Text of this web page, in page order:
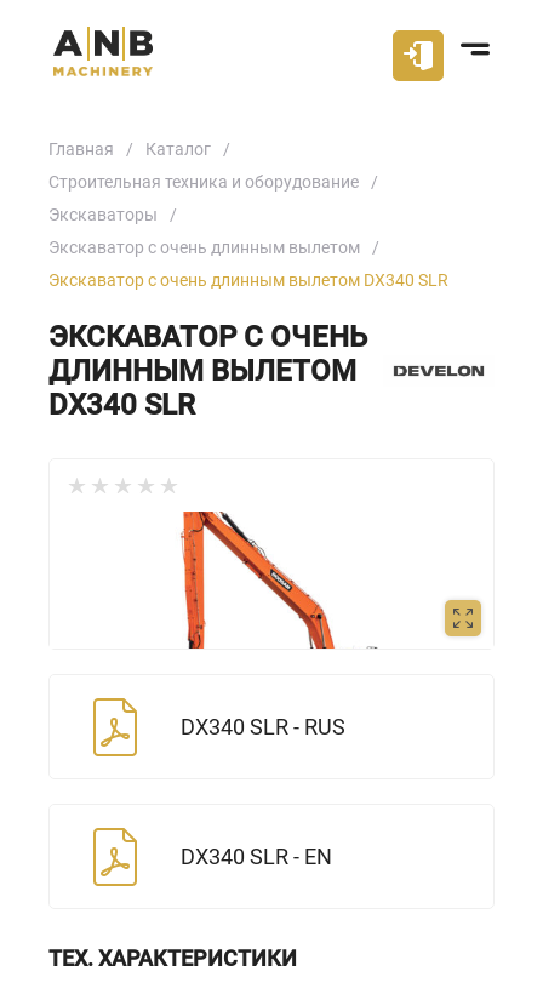
Главная
Каталог
Строительная техника и оборудование
Экскаваторы
Экскаватор с очень длинным вылетом
Экскаватор с очень длинным вылетом DX340 SLR
ЭКСКАВАТОР С ОЧЕНЬ
ДЛИННЫМ ВЫЛЕТОМ
DX340 SLR
DX340 SLR - RUS
DX340 SLR - EN
ТЕХ. ХАРАКТЕРИСТИКИ